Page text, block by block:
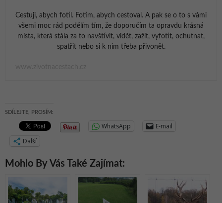
Cestuji, abych fotil. Fotím, abych cestoval. A pak se o to s vámi
všemi moc rád podělím tím, že doporučím ta opravdu krásná
místa, která stála za to navštívit, vidět, zažít, vyfotit, ochutnat,
spatřit nebo si k nim třeba přivonět.
SDÍLEJTE, PROSÍM:
WhatsApp
E-mail
Další
Mohlo By Vás Také Zajímat: